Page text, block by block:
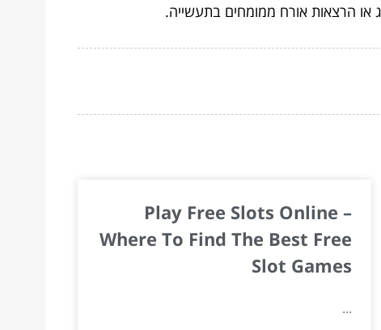
או הרצאות אורח ממומחים בתעשייה.
Play Free Slots Online –
Where To Find The Best Free
Slot Games
...